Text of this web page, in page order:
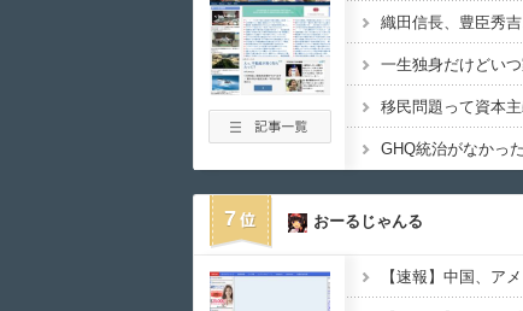
一生独身だけどい
移民問題って資本
7 おーるじゃんる
【速報】中国、ア